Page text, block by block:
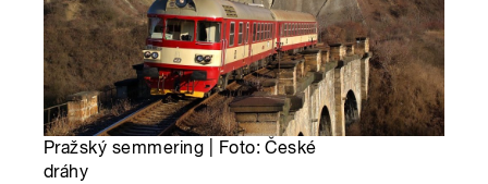
Pražský semmering | Foto: České
dráhy